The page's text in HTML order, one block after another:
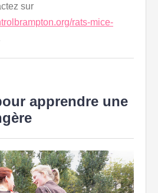
sur
rats-mice-
apprendre une